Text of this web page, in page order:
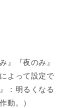
』『夜のみ』
よって設定で
：明るくなる
動。）